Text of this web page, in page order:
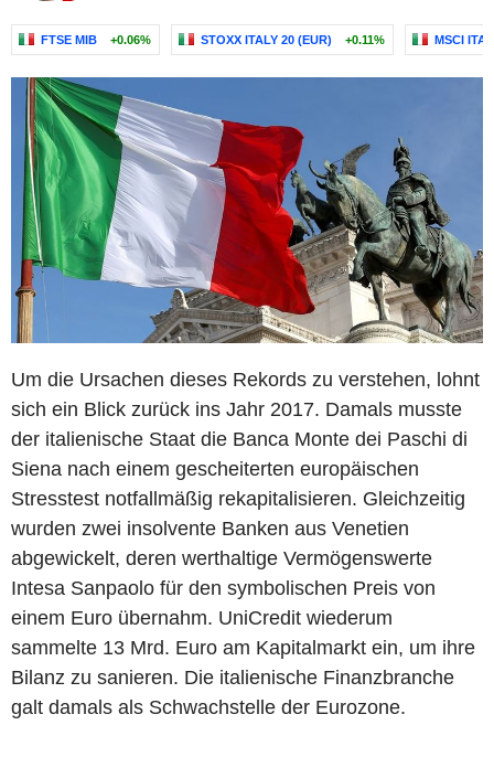
FTSE MIB +0.06% STOXX ITALY 20 (EUR) +0.11% MSCI
Um die Ursachen dieses Rekords zu verstehen, lohnt
sich ein Blick zurück ins Jahr 2017. Damals musste
der italienische Staat die Banca Monte dei Paschi di
Siena nach einem gescheiterten europäischen
Stresstest notfallmäßig rekapitalisieren. Gleichzeitig
wurden zwei insolvente Banken aus Venetien
abgewickelt, deren werthaltige Vermögenswerte
Intesa Sanpaolo für den symbolischen Preis von
einem Euro übernahm. UniCredit wiederum
sammelte 13 Mrd. Euro am Kapitalmarkt ein, um ihre
Bilanz zu sanieren. Die italienische Finanzbranche
galt damals als Schwachstelle der Eurozone.